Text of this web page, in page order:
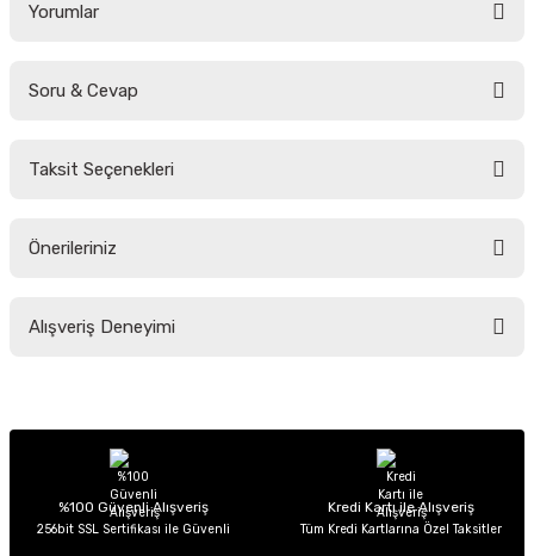
Yorumlar
Soru & Cevap
Taksit Seçenekleri
Önerileriniz
yetersiz gördüğünüz noktaları öneri formunu kullanarak tarafımıza
Ürün açıklamasında eksik bilgiler bulunuyor.
Ürün bilgilerinde hatalar bulunuyor.
Ürün fiyatı diğer sitelerden daha pahalı.
Alışveriş Deneyimi
Sitemize ilk yorumu siz yapın!
%100 Güvenli Alışveriş
256bit SSL Sertifikası ile Güvenli
Kredi Kartı ile Alışveriş
Tüm Kredi Kartlarına Özel Taksitler